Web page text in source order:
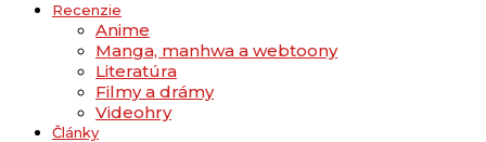
Recenzie
Anime
Manga, manhwa a webtoony
Literatúra
Filmy a drámy
Videohry
Články